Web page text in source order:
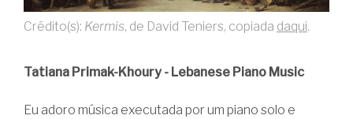
Crédito(s): Kermis, de David Teniers, copiada daqui.
Tatiana Primak-Khoury - Lebanese Piano Music
Eu adoro música executada por um piano solo e